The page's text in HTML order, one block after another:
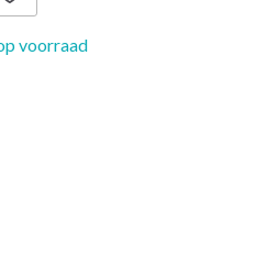
voorraad